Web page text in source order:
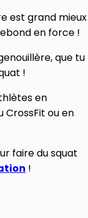
est grand mieux
en force !
que tu
!
en
ou en
faire du squat
!